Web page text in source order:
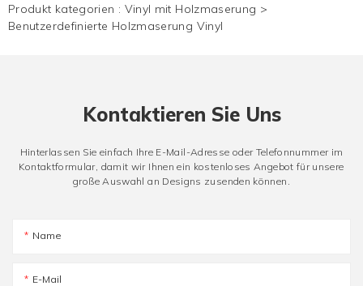
Produkt kategorien : Vinyl mit Holzmaserung >
Benutzerdefinierte Holzmaserung Vinyl
Kontaktieren Sie Uns
Hinterlassen Sie einfach Ihre E-Mail-Adresse oder Telefonnummer im
Kontaktformular, damit wir Ihnen ein kostenloses Angebot für unsere
große Auswahl an Designs zusenden können.
Name
E-Mail